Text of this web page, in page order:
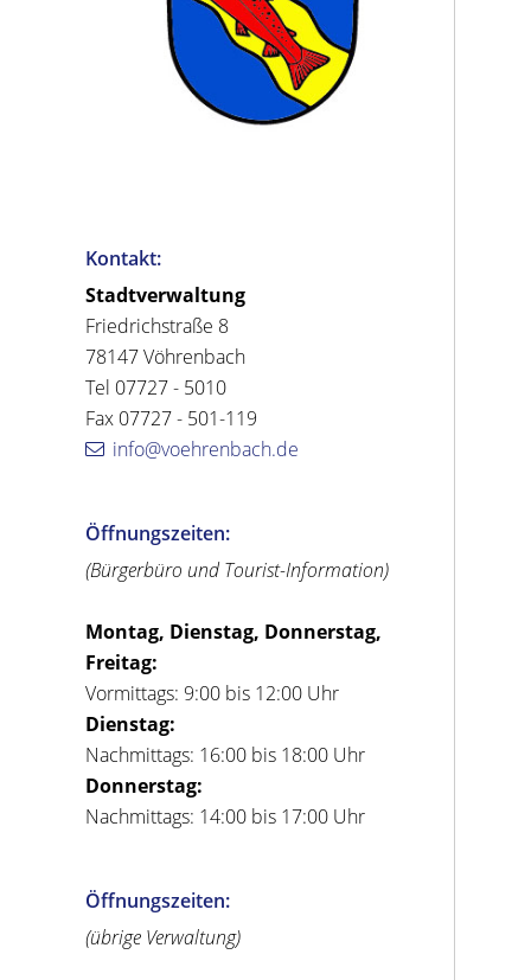
Kontakt:
Stadtverwaltung
Friedrichstraße 8
78147 Vöhrenbach
Tel 07727 - 5010
Fax 07727 - 501-119
info@voehrenbach.de
Öffnungszeiten:
(Bürgerbüro und Tourist-Information)
Montag, Dienstag, Donnerstag,
Freitag:
Vormittags: 9:00 bis 12:00 Uhr
Dienstag:
Nachmittags: 16:00 bis 18:00 Uhr
Donnerstag:
Nachmittags: 14:00 bis 17:00 Uhr
Öffnungszeiten:
(übrige Verwaltung)